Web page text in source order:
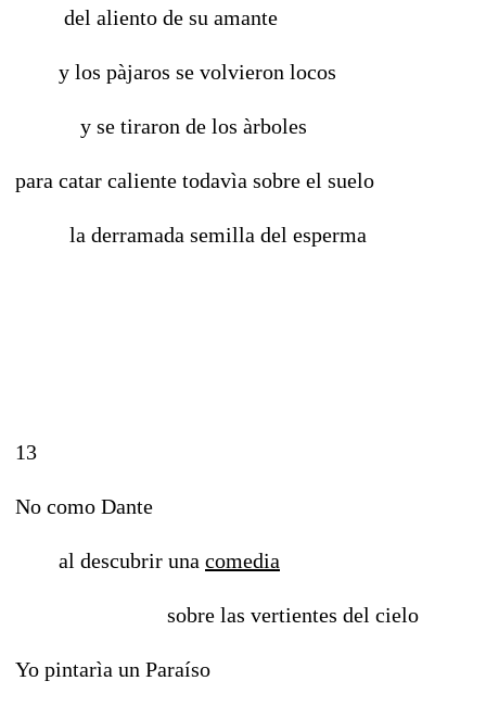
del aliento de su amante
y los pàjaros se volvieron locos
y se tiraron de los àrboles
para catar caliente todavìa sobre el suelo
la derramada semilla del esperma
13
No como Dante
al descubrir una comedia
sobre las vertientes del cielo
Yo pintarìa un Paraíso